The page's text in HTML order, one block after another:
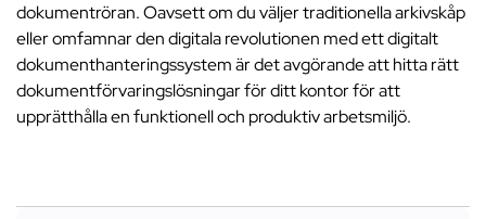
dokumentröran. Oavsett om du väljer traditionella arkivskåp
eller omfamnar den digitala revolutionen med ett digitalt
dokumenthanteringssystem är det avgörande att hitta rätt
dokumentförvaringslösningar för ditt kontor för att
upprätthålla en funktionell och produktiv arbetsmiljö.